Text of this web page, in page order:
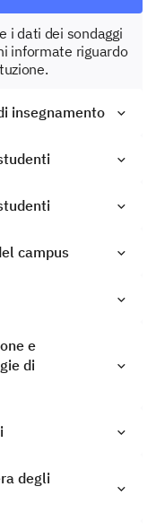
i dati dei sondaggi
informate riguardo
insegnamento
campus
e
di
degli